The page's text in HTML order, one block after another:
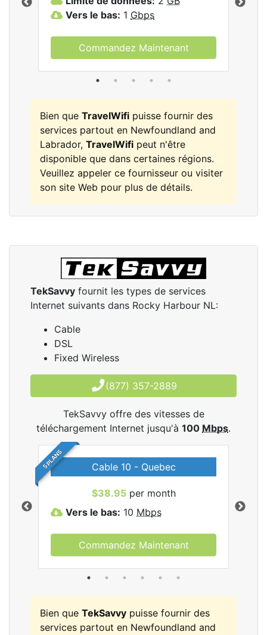
Vers le bas: 1 Gbps
Commandez Maintenant
Bien que TravelWifi puisse fournir des
services partout en Newfoundland and
Labrador, TravelWifi peut n'être
disponible que dans certaines régions.
Veuillez appeler ce fournisseur ou visiter
son site Web pour plus de détails.
TekSavvy fournit les types de services
Internet suivants dans Rocky Harbour NL:
Cable
DSL
Fixed Wireless
(877) 357-2889
TekSavvy offre des vitesses de
téléchargement Internet jusqu'à 100 Mbps.
5 PLANS Cable 10 - Quebec
$38.95per month
Vers le bas: 10 Mbps
Commandez Maintenant
Bien que TekSavvy puisse fournir des
services partout en Newfoundland and